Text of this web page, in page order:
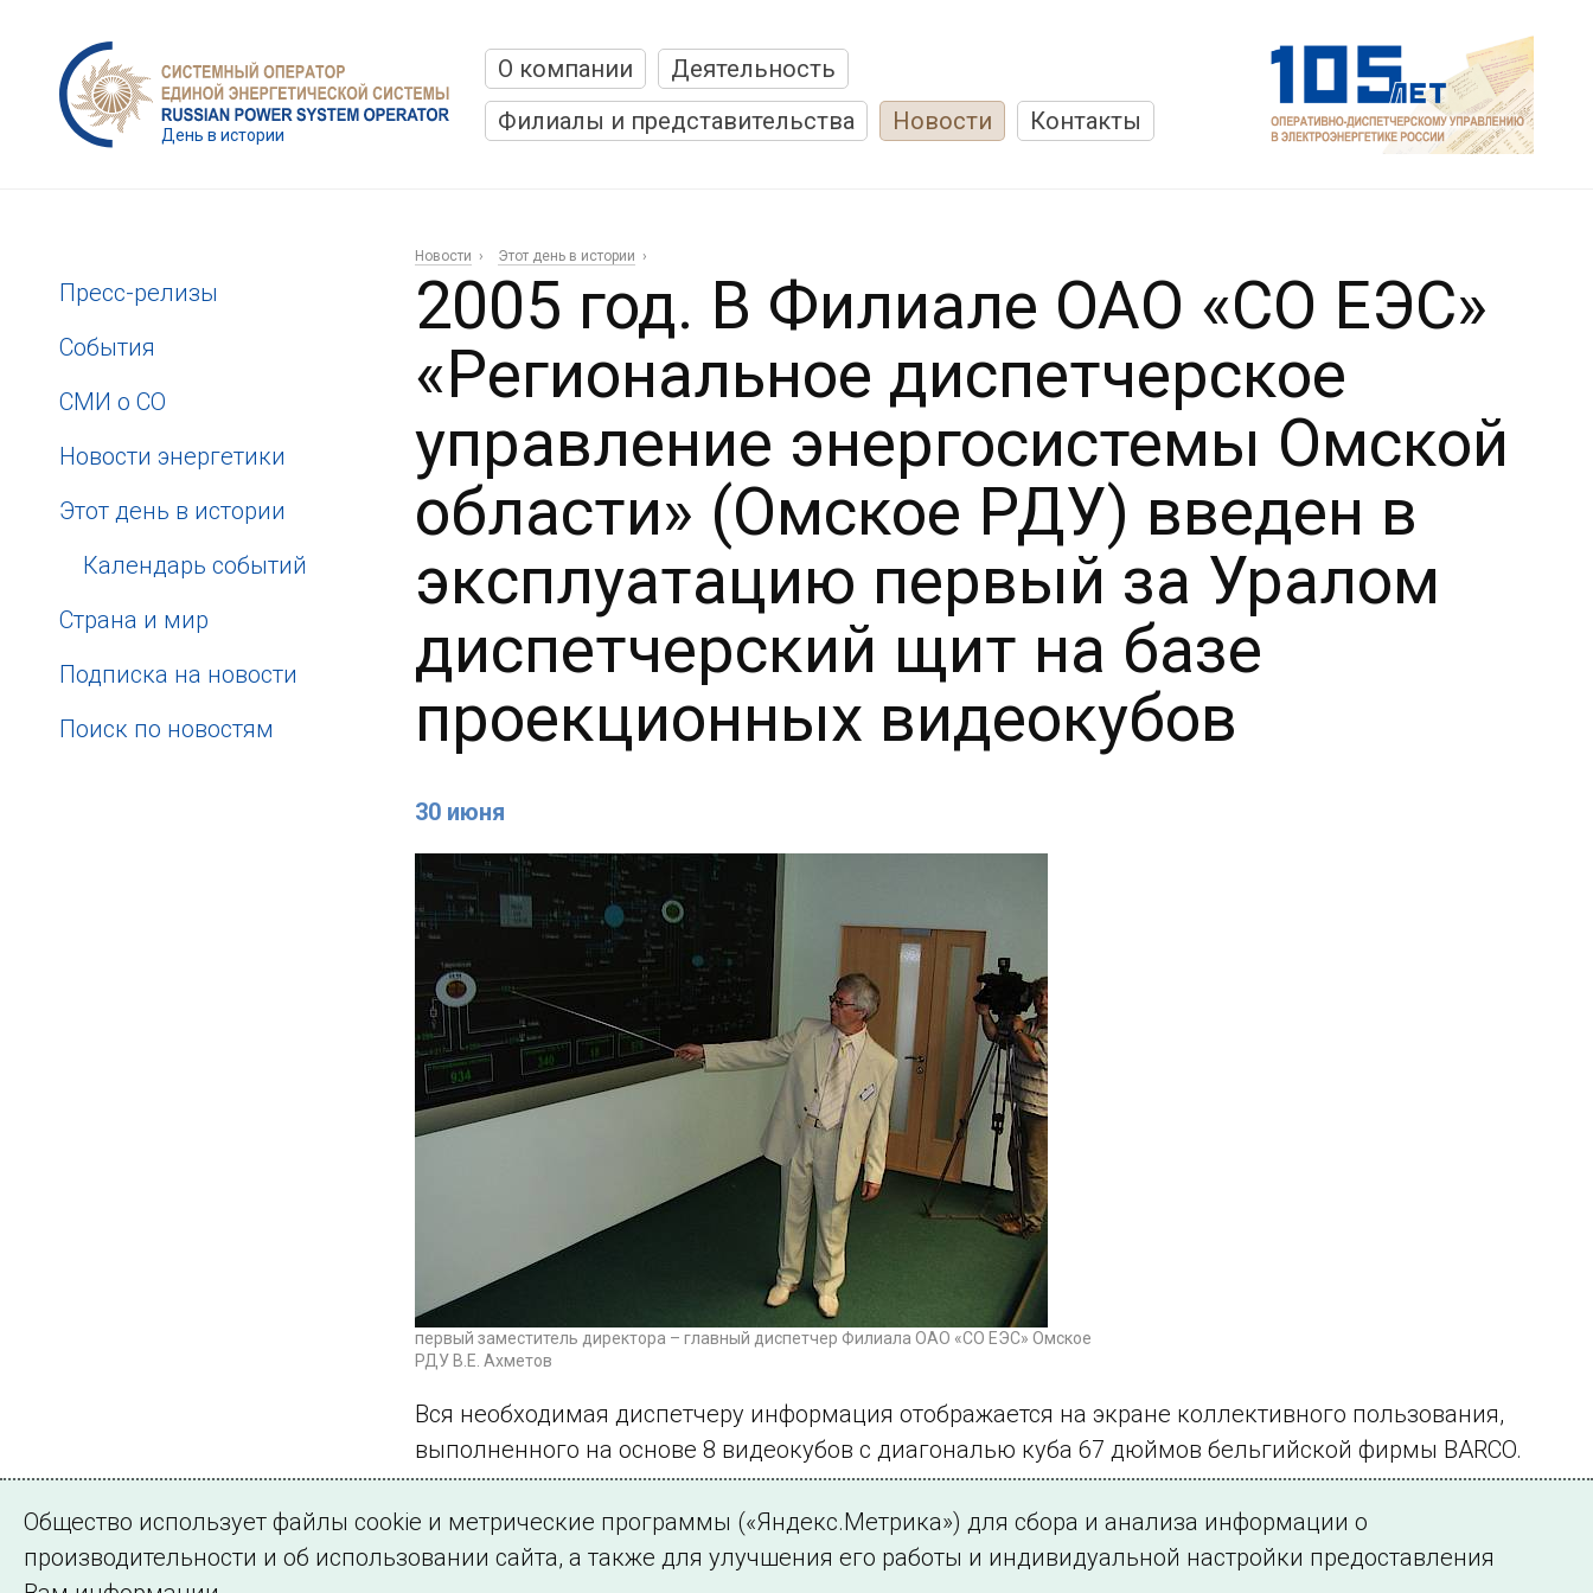
День в истории
О компании
Деятельность
Филиалы и представительства
Новости Контакты
Пресс-релизы
События
СМИ о СО
Новости энергетики
Этот день в истории
Календарь событий
Страна и мир
Подписка на новости
Поиск по новостям
Новости Этот день в истории
2005 год. В Филиале ОАО «СО ЕЭС»
«Региональное диспетчерское
управление энергосистемы Омской
области» (Омское РДУ) введен в
эксплуатацию первый за Уралом
диспетчерский щит на базе
проекционных видеокубов
30 июня
первый заместитель директора – главный диспетчер Филиала ОАО «СО ЕЭС» Омское
РДУ В.Е. Ахметов
Вся необходимая диспетчеру информация отображается на экране коллективного пользования,
выполненного на основе 8 видеокубов с диагональю куба 67 дюймов бельгийской фирмы BARCO.
← Все публикации
Общество использует файлы cookie и метрические программы («Яндекс.Метрика») для сбора и анализа информации о
производительности и об использовании сайта, а также для улучшения его работы и индивидуальной настройки предоставления